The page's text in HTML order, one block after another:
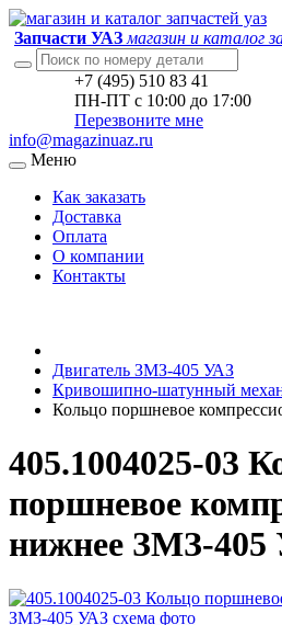
Запчасти УАЗ магазин и каталог
+7 (495) 510 83 41
ПН-ПТ с 10:00 до 17:00
Перезвоните мне
info@magazinuaz.ru
Меню
Как заказать
Доставка
Оплата
О компании
Контакты
Двигатель ЗМЗ-405 УАЗ
Кривошипно-шатунный
Кольцо поршневое
405.1004025-03
поршневое
нижнее ЗМЗ-405